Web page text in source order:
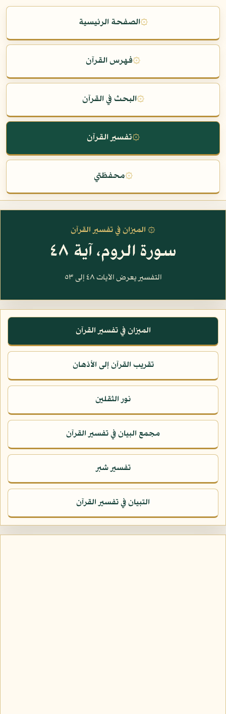
۞الصفحة الرئيسية
۞فهرس القرآن
۞البحث في القرآن
۞تفسير القرآن
۞محفظتي
۞ الميزان في تفسير القرآن
سورة الروم، آية ٤٨
التفسير يعرض الآيات ٤٨ إلى ٥٣
الميزان في تفسير القرآن
تقريب القرآن إلى الأذهان
نور الثقلين
مجمع البيان في تفسير القرآن
تفسير شبر
التبيان في تفسير القرآن